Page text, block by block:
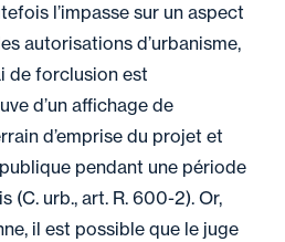
l’impasse sur un aspect
autorisations d’urbanisme,
de forclusion est
d’un affichage de
d’emprise du projet et
pendant une période
(C. urb., art. R. 600-2). Or,
il est possible que le juge